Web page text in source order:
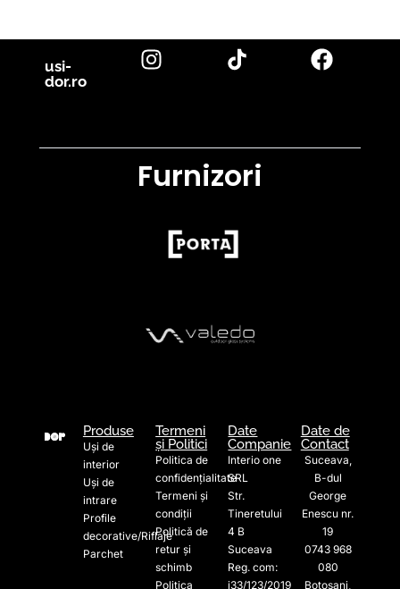
usi-
dor.ro
Furnizori
Produse
Uși de
interior
Uși de
intrare
Profile
decorative/Riflaje
Parchet
Termeni
și Politici
Politica de
confidențialitate
Termeni și
condiții
Politică de
retur și
schimb
Politica
Date
Companie
Interio one
SRL
Str.
Tineretului
4 B
Suceava
Reg. com:
j33/123/2019
Date de
Contact
Suceava,
B-dul
George
Enescu nr.
19
0743 968
080
Botoșani,